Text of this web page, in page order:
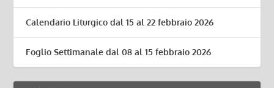
Calendario Liturgico dal 15 al 22 febbraio 2026
Foglio Settimanale dal 08 al 15 febbraio 2026